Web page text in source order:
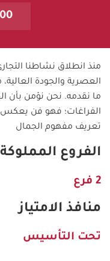
العصرية والجودة
ما نقدمه. نحن نؤمن بأن
الفراغات؛ فهو فن يعكس
تعريف مفهوم الجمال
الفروع المملوكة
2 فرع
منافذ الامتياز
تحت التأسيس